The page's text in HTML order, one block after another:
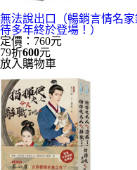
無法說出口（暢銷言情名
待多年終於登場！）
定價：760元
79折600元
放入購物車